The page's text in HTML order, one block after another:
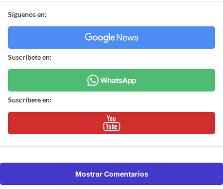
Síguenos en:
Suscríbete en:
Suscríbete en:
Mostrar Comentarios